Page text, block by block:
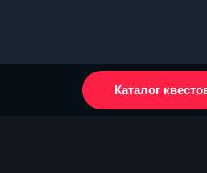
Каталог